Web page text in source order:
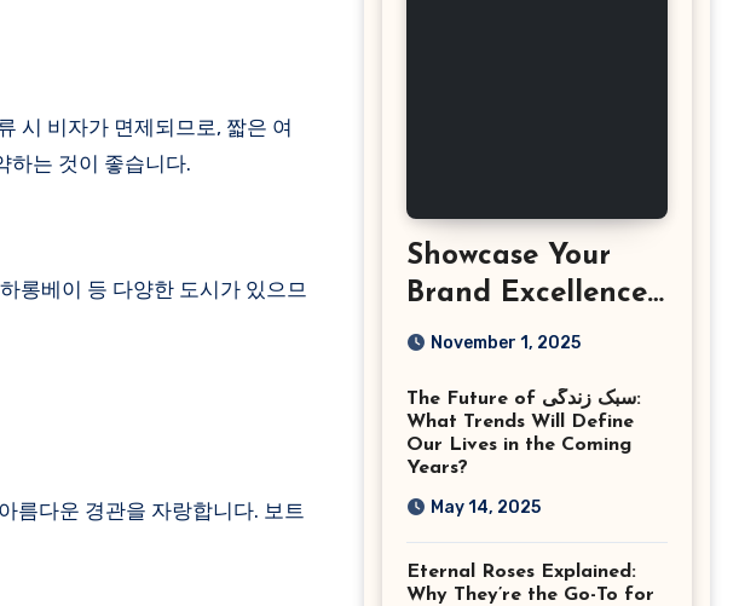
시 비자가 면제되므로, 짧은 여
하는 것이 좋습니다.
롱베이 등 다양한 도시가 있으므
름다운 경관을 자랑합니다. 보트
Showcase Your
Brand Excellence
with the Best
Photographer
Tysons Virginia
November 1, 2025
The Future of سبک زندگی:
What Trends Will Define
Our Lives in the Coming
Years?
May 14, 2025
Eternal Roses Explained:
Why They’re the Go-To for